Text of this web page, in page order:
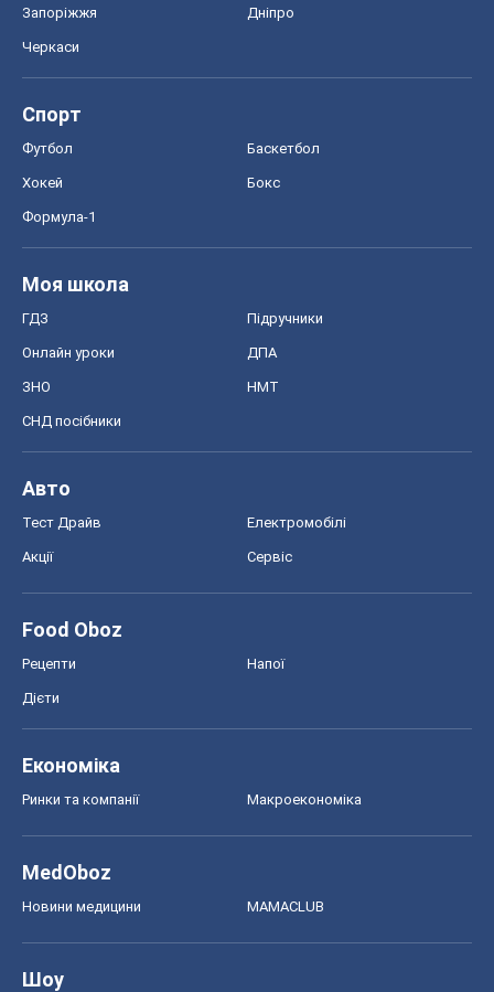
Запоріжжя Дніпро
Черкаси
Спорт
Футбол Баскетбол
Хокей Бокс
Формула-1
Моя школа
ГДЗ Підручники
Онлайн уроки ДПА
ЗНО НМТ
СНД посібники
Авто
Тест Драйв Електромобілі
Акції Сервіс
Food Oboz
Рецепти Напої
Дієти
Економіка
Ринки та компанії Макроекономіка
MedOboz
Новини медицини MAMACLUB
Шоу